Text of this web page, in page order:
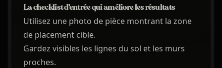
La checklist d'entrée qui améliore les résultats
Utilisez une photo de pièce montrant la zone
de placement cible.
Gardez visibles les lignes du sol et les murs
proches.